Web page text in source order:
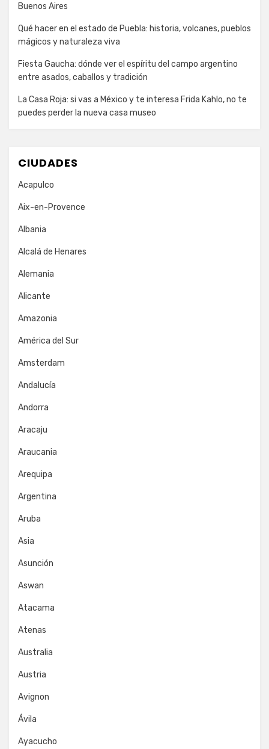
Buenos Aires
Qué hacer en el estado de Puebla: historia, volcanes, pueblos
mágicos y naturaleza viva
Fiesta Gaucha: dónde ver el espíritu del campo argentino
entre asados, caballos y tradición
La Casa Roja: si vas a México y te interesa Frida Kahlo, no te
puedes perder la nueva casa museo
CIUDADES
Acapulco
Aix-en-Provence
Albania
Alcalá de Henares
Alemania
Alicante
Amazonia
América del Sur
Amsterdam
Andalucía
Andorra
Aracaju
Araucania
Arequipa
Argentina
Aruba
Asia
Asunción
Aswan
Atacama
Atenas
Australia
Austria
Avignon
Ávila
Ayacucho